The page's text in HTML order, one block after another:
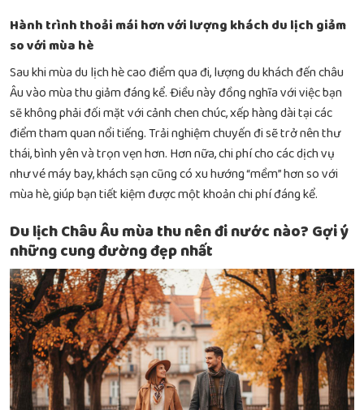
Hành trình thoải mái hơn với lượng khách du lịch giảm
so với mùa hè
Sau khi mùa du lịch hè cao điểm qua đi, lượng du khách đến châu
Âu vào mùa thu giảm đáng kể. Điều này đồng nghĩa với việc bạn
sẽ không phải đối mặt với cảnh chen chúc, xếp hàng dài tại các
điểm tham quan nổi tiếng. Trải nghiệm chuyến đi sẽ trở nên thư
thái, bình yên và trọn vẹn hơn. Hơn nữa, chi phí cho các dịch vụ
như vé máy bay, khách sạn cũng có xu hướng “mềm” hơn so với
mùa hè, giúp bạn tiết kiệm được một khoản chi phí đáng kể.
Du lịch Châu Âu mùa thu nên đi nước nào? Gợi ý
những cung đường đẹp nhất